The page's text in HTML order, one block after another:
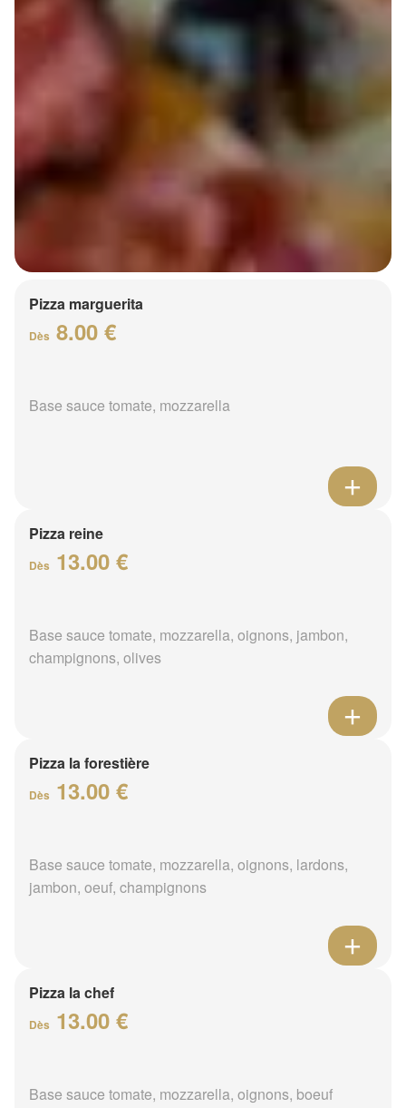
Pizza marguerita
Dès 8.00 €
Base sauce tomate, mozzarella
Pizza reine
Dès 13.00 €
Base sauce tomate, mozzarella, oignons, jambon,
champignons, olives
Pizza la forestière
Dès 13.00 €
Base sauce tomate, mozzarella, oignons, lardons,
jambon, oeuf, champignons
Pizza la chef
Dès 13.00 €
Base sauce tomate, mozzarella, oignons, boeuf